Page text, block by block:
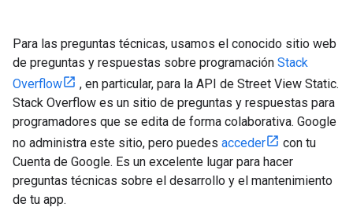
Para las preguntas técnicas, usamos el conocido sitio web
de preguntas y respuestas sobre programación Stack
Overflow
, en particular, para la API de Street View Static.
Stack Overflow es un sitio de preguntas y respuestas para
programadores que se edita de forma colaborativa. Google
no administra este sitio, pero puedes acceder
con tu
Cuenta de Google. Es un excelente lugar para hacer
preguntas técnicas sobre el desarrollo y el mantenimiento
de tu app.